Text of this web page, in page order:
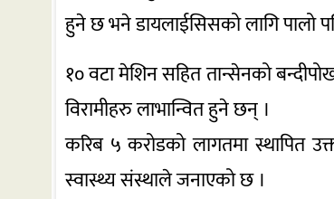
हुने छ भने डायलाईसिसको लागि पालो
१० वटा मेशिन सहित तान्सेनको
विरामीहरु लाभान्वित हुने छन् ।
करिब ५ करोडको लागतमा स्थापित
स्वास्थ्य संस्थाले जनाएको छ ।